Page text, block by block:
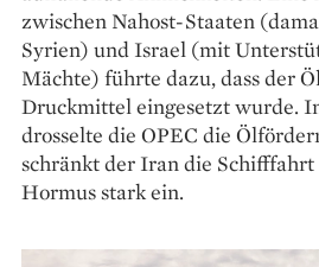
zwischen Nahost-Staaten
Syrien) und Israel (mit
Mächte) führte dazu, dass der
Druck­mittel eingesetzt wurde.
drosselte die OPEC die
schränkt der Iran die Schifffahrt
Hormus stark ein.